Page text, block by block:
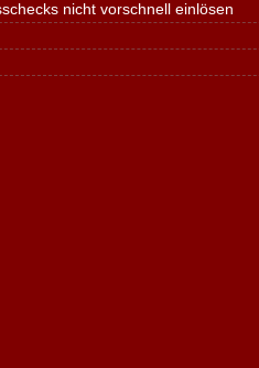
nicht vorschnell einlösen